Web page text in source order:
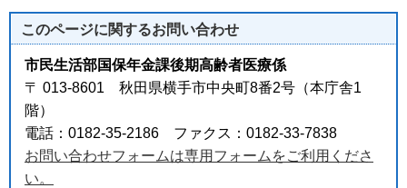
このページに関するお問い合わせ
市民生活部国保年金課後期高齢者医療係
〒 013-8601 秋田県横手市中央町8番2号（本庁舎1
階）
電話：0182-35-2186 ファクス：0182-33-7838
お問い合わせフォームは専用フォームをご利用くださ
い。